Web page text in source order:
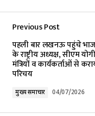
Required fields
Comment
Previous Post
पहली बार लखनऊ पहुंचे
के राष्ट्रीय अध्यक्ष, सीएम
मंत्रियों व कार्यकर्ताओं से
परिचय
मुख्य समाचार 04/07/2026